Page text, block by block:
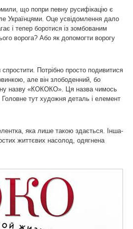
що попри певну русифікацію є
Українцями. Оце усвідомлення дало
і тепер боротися із зомбованим
ворога? Або як допомогти ворогу
Потрібно просто подивитися
але він злободенний, бо
назву «КОКОКО». Ця назва чимось
тут художня деталь і елемент
яка лише такою здається. Інша-
життєвих насолод, одягнена